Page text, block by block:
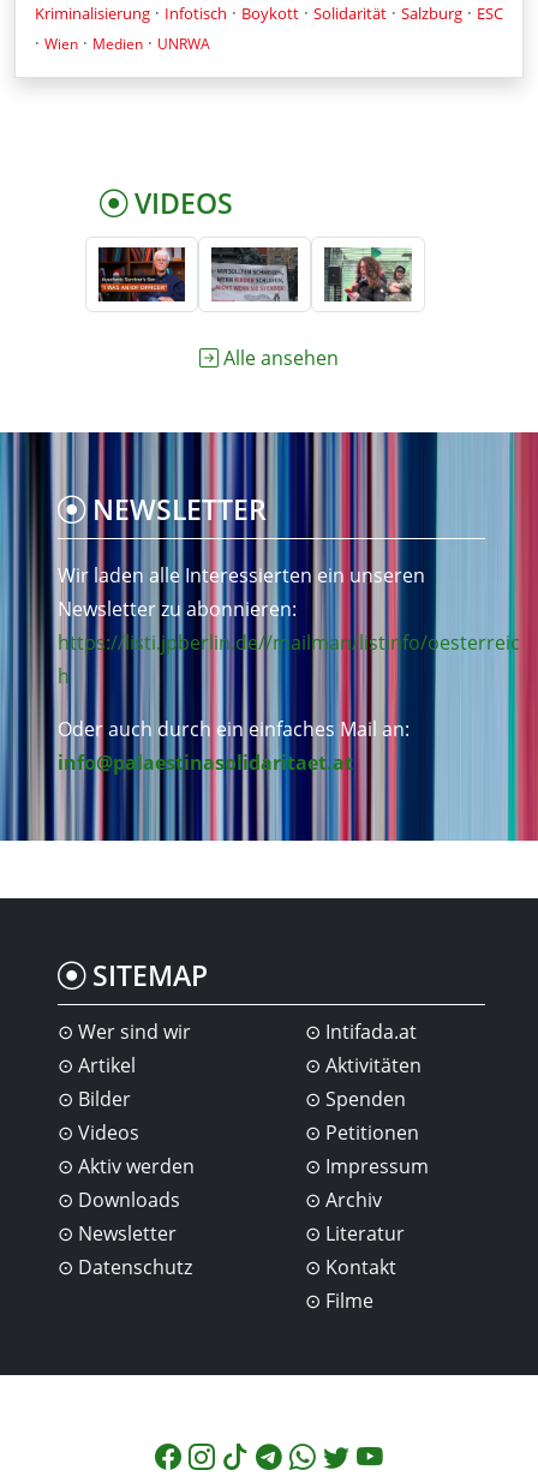
Kriminalisierung · Infotisch · Boykott · Solidarität · Salzburg · ESC
· Wien · Medien · UNRWA
VIDEOS
Alle ansehen
NEWSLETTER
Wir laden alle Interessierten ein unseren
Newsletter zu abonnieren:
https://listi.jpberlin.de//mailman/listinfo/oesterreic
h
Oder auch durch ein einfaches Mail an:
info@palaestinasolidaritaet.at
SITEMAP
Wer sind wir
Artikel
Bilder
Videos
Intifada.at
Aktivitäten
Spenden
Petitionen
Aktiv werden
Downloads
Newsletter
Datenschutz
Impressum
Archiv
Literatur
Kontakt
Filme